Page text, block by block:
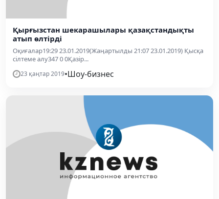
Қырғызстан шекарашылары қазақстандықты
атып өлтірді
Оқиғалар19:29 23.01.2019(Жаңартылды 21:07 23.01.2019) Қысқа
сілтеме алу347 0 0Қазір...
23 қаңтар 2019•Шоу-бизнес